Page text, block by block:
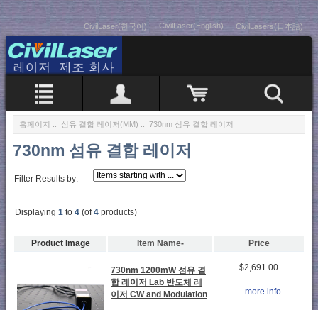
CivilLaser(한국어) CivilLaser(English) CivilLasers(日本語)
홈페이지 :: 섬유 결합 레이저(MM) :: 730nm 섬유 결합 레이저
730nm 섬유 결합 레이저
Filter Results by:
Displaying 1 to 4 (of4 products)
Product Image Item Name- Price
730nm 1200mW 섬유 결
합 레이저 Lab 반도체 레
이저 CW and Modulation
$2,691.00
... more info